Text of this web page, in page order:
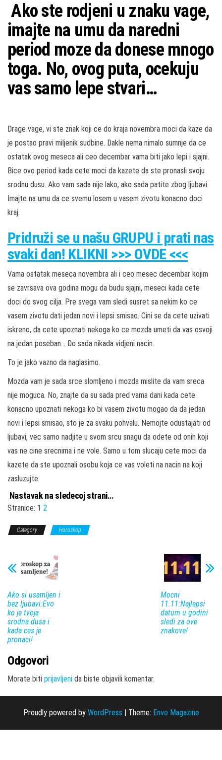
Ako ste rodjeni u znaku vage,
imajte na umu da naredni
period moze da donese mnogo
toga. No, ovog puta, ocekuju
vas samo lepe stvari…
Drage vage, vi ste znak koji ce do kraja novembra moci da kaze da
je postao pravi miljenik sudbine. Dakle nema nimalo sumnje da ce
ostatak ovog meseca ali ceo decembar vama biti jako lepi i sjajni.
Bice ovo period kada cete moci da kazete da ste pronasli svoju
srodnu dusu. Ako vam sada nije lako, ako sada patite zbog ljubavi.
Imajte na umu da ce svemu losem u vasem zivotu konacno doci
kraj.
Pridruži se u našu GRUPU i prati nas
svaki dan! KLIKNI >>> OVDE <<<
Vama ostatak meseca novembra ali i ceo mesec decembar kojim
se zavrsava ova godina mogu da budu sjajni, meseci kada cete
doci do svog cilja. Pre svega vam sledi susret sa nekim ko ce
vasem zivotu dati jedan novi i lepsi smisao. Cini se da cete uzivati
iskreno, da cete upoznati nekoga ko ce mozda umeti da vas osvoji
na jedan poseban… Do sada nikada vidjeni nacin.
To je jako vazno da naglasimo.
Mozda vam je sada srce slomljeno i mozda mislite da vam sreca
nije moguca. No, znajte da su sada pred vama dani kada cete
konacno upoznati nekoga ko bi vasem zivotu mogao da da jedan
novi i lepsi smisao, sto je za svaku pohvalu. Nemojte odustajati od
ljubavi, vec samo nadjite u svom srcu snagu da odete od onih koji
vas ne cine srecnima i ne vole. Samo u tom slucaju cete moci da
kazete da ste upoznali osobu koja ce vas voleti na nacin na koji
zasluzujte.
Nastavak na sledecoj strani…
Stranice: 1 2
Category Horoskop
Ako si usamljen i
bez ljubavi:Evo
ko je tvoja
srodna dusa i
kada ces je
pronaci!
Mocni
11.11:Najlepsi
datum u godini
sledi za ove
znakove!
Odgovori
Morate biti prijavljeni da biste objavili komentar.
Proudly powered by WordPress | Theme: Envo Magazine